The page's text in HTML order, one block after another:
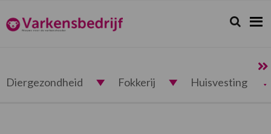
de
hoofdnavigatie
de
hoofd
de
eerste
de
voettekst
Varkensbedrijf.nl Zoeken...
Zoek
Diergezondheid Fokkerij Huisvesting